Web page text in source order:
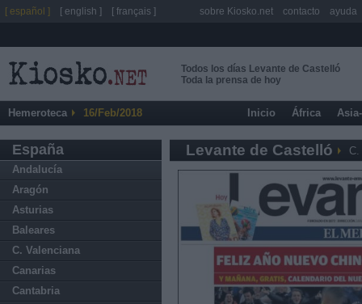
Todos los días Levante de Castelló
Toda la prensa de hoy
Hemeroteca 16/Feb/2018 Inicio África
España
Andalucía
Aragón
Asturias
Baleares
C. Valenciana
Canarias
Cantabria
Levante de Castelló
[ español ] [ english ] [ français ] sobre Kiosko.net contacto ayuda